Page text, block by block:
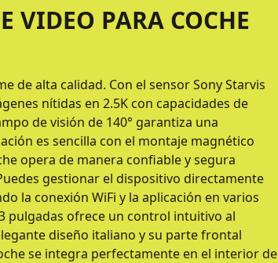
VIDEO PARA COCHE
de alta calidad. Con el sensor Sony Starvis
nítidas en 2.5K con capacidades de
de visión de 140° garantiza una
es sencilla con el montaje magnético
opera de manera confiable y segura
gestionar el dispositivo directamente
la conexión WiFi y la aplicación en varios
pulgadas ofrece un control intuitivo al
diseño italiano y su parte frontal
se integra perfectamente en el interior de